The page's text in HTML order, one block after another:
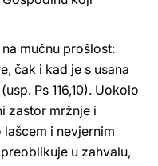
mučnu prošlost:
čak i kad je s usana
Ps 116,10). Uokolo
zastor mržnje i
i nevjernim
u zahvalu,